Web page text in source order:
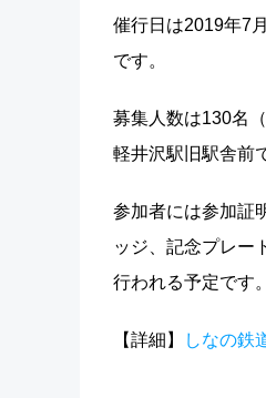
催行日は2019年7
です。
募集人数は130名
軽井沢駅旧駅舎前
参加者には参加証
ッジ、記念プレー
行われる予定です。
【詳細】 しなの鉄